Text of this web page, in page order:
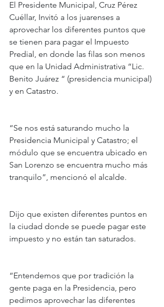
El Presidente Municipal, Cruz Pérez
Cuéllar, Invitó a los juarenses a
aprovechar los diferentes puntos que
se tienen para pagar el Impuesto
Predial, en donde las filas son menos
que en la Unidad Administrativa “Lic.
Benito Juárez “ (presidencia municipal)
y en Catastro.
“Se nos está saturando mucho la
Presidencia Municipal y Catastro; el
módulo que se encuentra ubicado en
San Lorenzo se encuentra mucho más
tranquilo”, mencionó el alcalde.
Dijo que existen diferentes puntos en
la ciudad donde se puede pagar este
impuesto y no están tan saturados.
“Entendemos que por tradición la
gente paga en la Presidencia, pero
pedimos aprovechar las diferentes